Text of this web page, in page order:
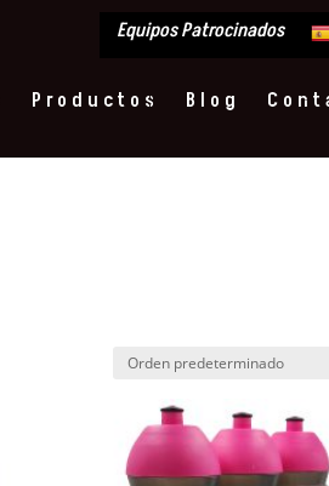
Equipos Patrocinados
Productos Blog